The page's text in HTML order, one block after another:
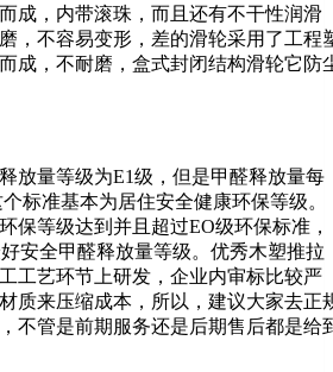
成，内带滚珠，而且还有不干性润滑
，不容易变形，差的滑轮采用了工程
成，不耐磨，盒式封闭结构滑轮它防
量等级为E1级，但是甲醛释放量每
标准基本为居住安全健康环保等级。
保等级达到并且超过EO级环保标准，
安全甲醛释放量等级。优秀木塑推拉
工艺环节上研发，企业内审标比较严
质来压缩成本，所以，建议大家去正
不管是前期服务还是后期售后都是给